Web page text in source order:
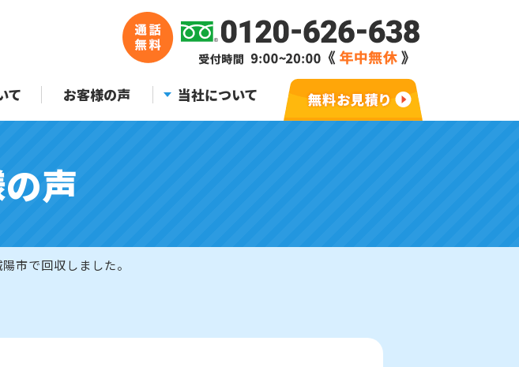
て お客様の声 当社について
声
市で回収しました。